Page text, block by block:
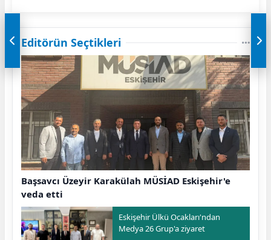
Editörün Seçtikleri
Başsavcı Üzeyir Karakülah MÜSİAD Eskişehir'e
veda etti
Eskişehir Ülkü Ocakları'ndan
Medya 26 Grup'a ziyaret